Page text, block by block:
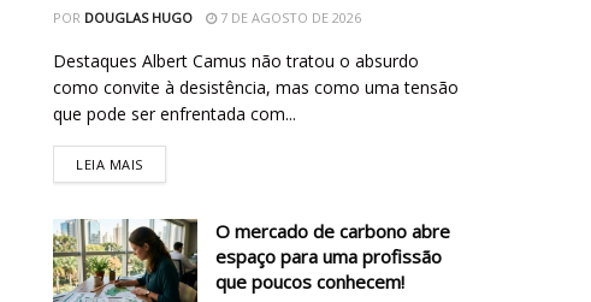
POR DOUGLAS HUGO 7 DE AGOSTO DE 2026
Destaques Albert Camus não tratou o absurdo
como convite à desistência, mas como uma tensão
que pode ser enfrentada com...
LEIA MAIS
O mercado de carbono abre
espaço para uma profissão
que poucos conhecem!